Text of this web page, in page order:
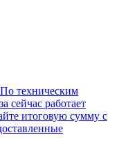
техническим
сейчас работает
итоговую сумму с